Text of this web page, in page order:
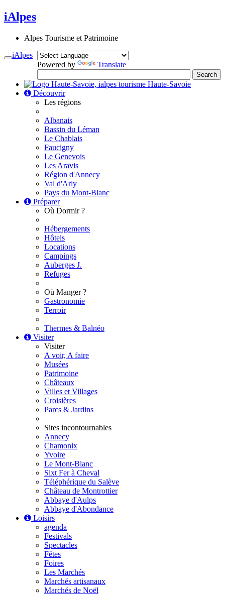
iAlpes
Alpes Tourisme et Patrimoine
Powered by Translate
Toggle
iAlpes
Haute-Savoie
Découvrir
Les régions
Albanais
Bassin du Léman
Le Chablais
Faucigny
Le Genevois
Les Aravis
Région d'Annecy
Val d'Arly
Pays du Mont-Blanc
Préparer
Où Dormir ?
Hébergements
Hôtels
Locations
Campings
Auberges J.
Refuges
Où Manger ?
Gastronomie
Terroir
Thermes & Balnéo
Visiter
Visiter
A voir, A faire
Musées
Patrimoine
Châteaux
Villes et Villages
Croisières
Parcs & Jardins
Sites incontournables
Annecy
Chamonix
Yvoire
Le Mont-Blanc
Sixt Fer à Cheval
Téléphérique du Salève
Château de Montrottier
Abbaye d'Aulps
Abbaye d'Abondance
Loisirs
agenda
Festivals
Spectacles
Fêtes
Foires
Les Marchés
Marchés artisanaux
Marchés de Noël